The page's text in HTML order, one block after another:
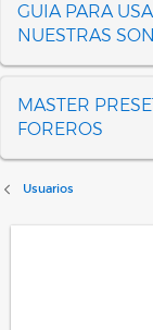
GUIA PARA
NUESTRAS
MASTER
FOREROS
Usuarios